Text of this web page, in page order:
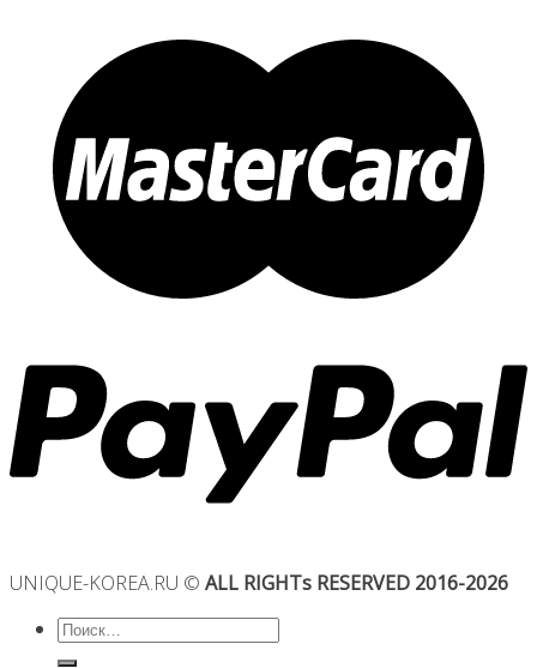
UNIQUE-KOREA.RU © ALL RIGHTs RESERVED 2016-2026
Искать: